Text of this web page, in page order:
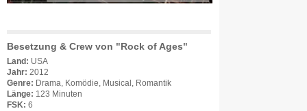
Besetzung & Crew von "Rock of Ages"
Land: USA
Jahr: 2012
Genre: Drama, Komödie, Musical, Romantik
Länge: 123 Minuten
FSK: 6